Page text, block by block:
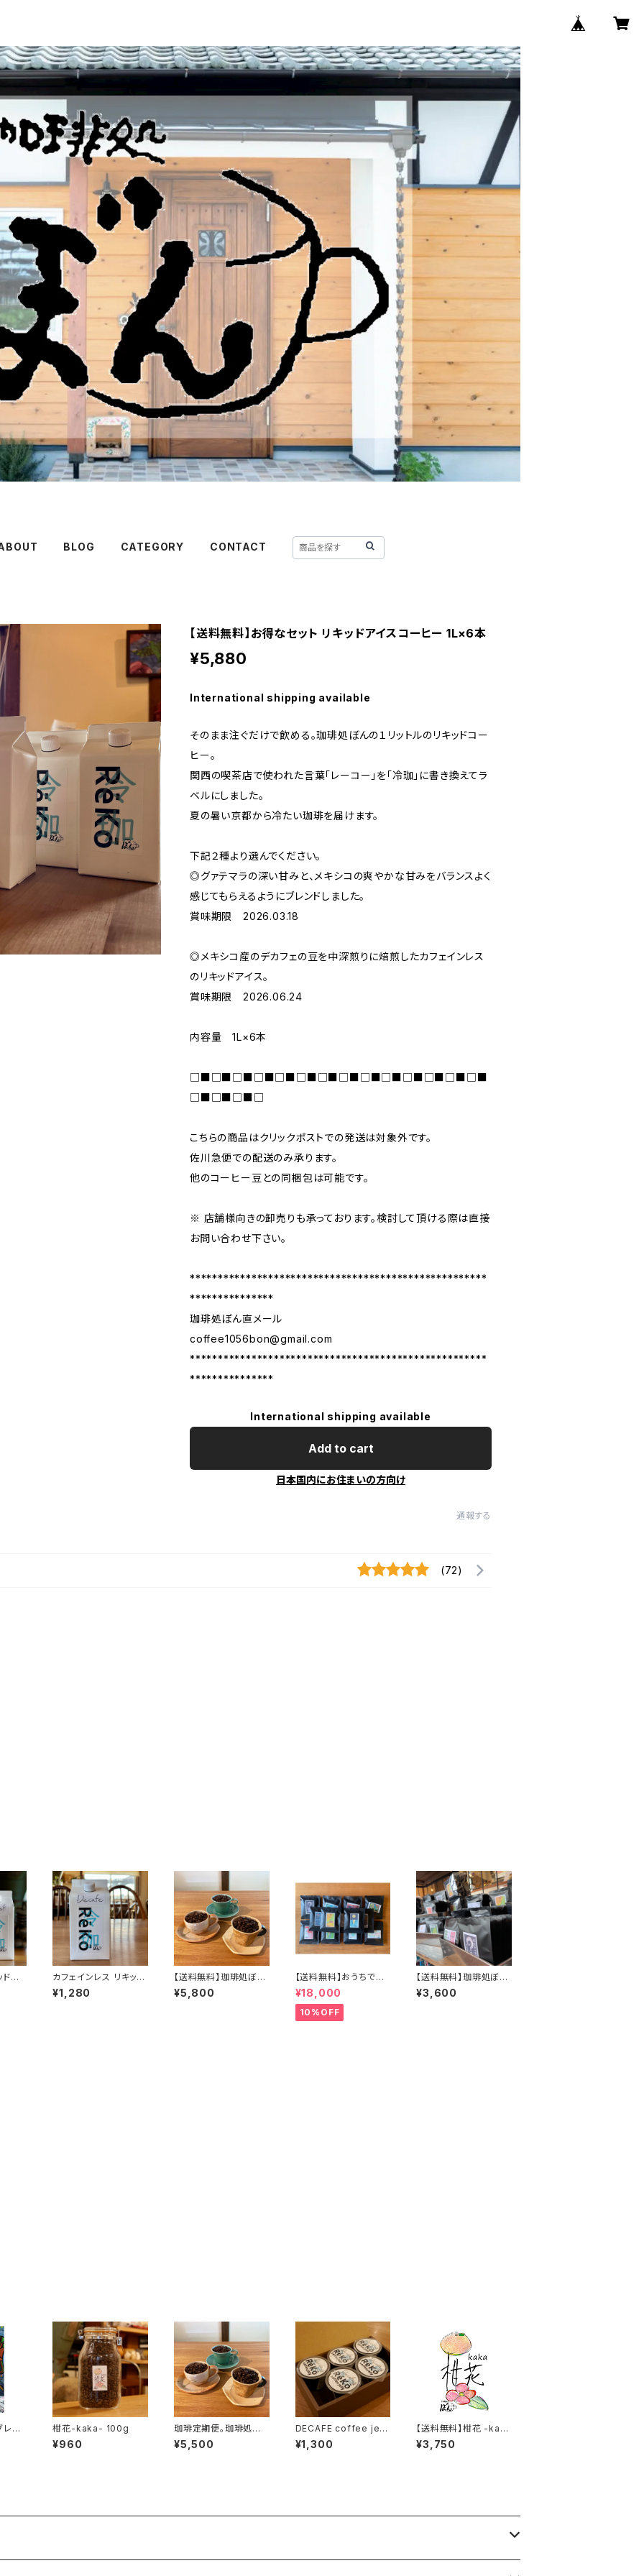
BLOG CATEGORY CONTACT
【送料無料】お得なセット リキッドアイスコーヒー 1L×6本
¥5,880
International shipping available
そのまま注ぐだけで飲める。珈琲処ぼんの１リットルのリキッドコー
ヒー。
関西の喫茶店で使われた言葉「レーコー」を「冷珈」に書き換えてラ
ベルにしました。
夏の暑い京都から冷たい珈琲を届けます。
下記２種より選んでください。
◎グァテマラの深い甘みと、メキシコの爽やかな甘みをバランスよく
感じてもらえるようにブレンドしました。
賞味期限 2026.03.18
◎メキシコ産のデカフェの豆を中深煎りに焙煎したカフェインレス
のリキッドアイス。
賞味期限 2026.06.24
内容量 1L×6本
□■□■□■□■□■□■□■□■□■□■□■□■□■□■
□■□■□■□
こちらの商品はクリックポストでの発送は対象外です。
佐川急便での配送のみ承ります。
他のコーヒー豆との同梱包は可能です。
※ 店舗様向きの卸売りも承っております。検討して頂ける際は直接
お問い合わせ下さい。
*****************************************************
***************
珈琲処ぼん直メール
coffee1056bon@gmail.com
*****************************************************
***************
International shipping available
Add to cart
日本国内にお住まいの方向け
通報する
(72)
コ
カフェインレス リキッド
アイスコーヒー ＲeKo
1L
¥1,280
【送料無料】珈琲処ぼん
にお任せコーヒー豆20
0g×3種詰め合わせBO
¥5,800
【送料無料】おうちで簡
単ドリップバッグ100個
セット
¥18,000
10%OFF
【送料無料】珈琲処ぼん
のドリップバッグ全種セ
ット
¥3,600
レン 柑花-kaka- 100g
¥960
珈琲定期便。珈琲処ぼ
んセレクトの200gを３
種類
¥5,500
DECAFE coffee jell
y 5個入り
¥1,300
【送料無料】柑花 -kaka
- 400gセット
¥3,750